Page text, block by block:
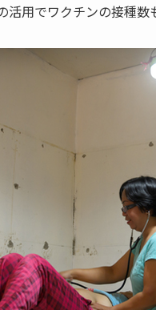
用でワクチンの接種数